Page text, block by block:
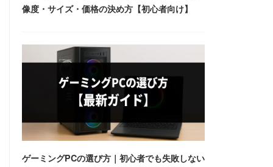
像度・サイズ・価格の決め方【初心者向け】
ゲーミングPCの選び方｜初心者でも失敗しない